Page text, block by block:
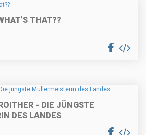
THAT??
- DIE JÜNGSTE
DES LANDES